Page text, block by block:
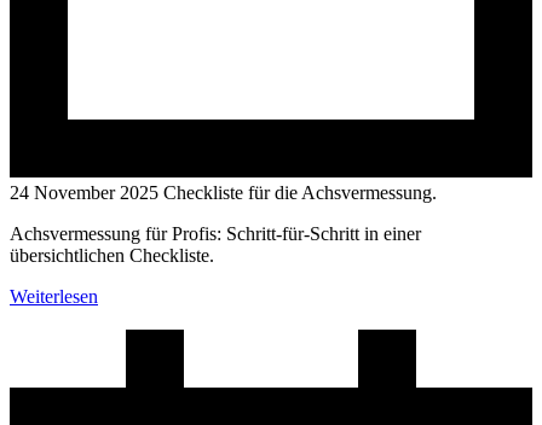
24 November 2025 Checkliste für die Achsvermessung.
Achsvermessung für Profis: Schritt-für-Schritt in einer
übersichtlichen Checkliste.
Weiterlesen